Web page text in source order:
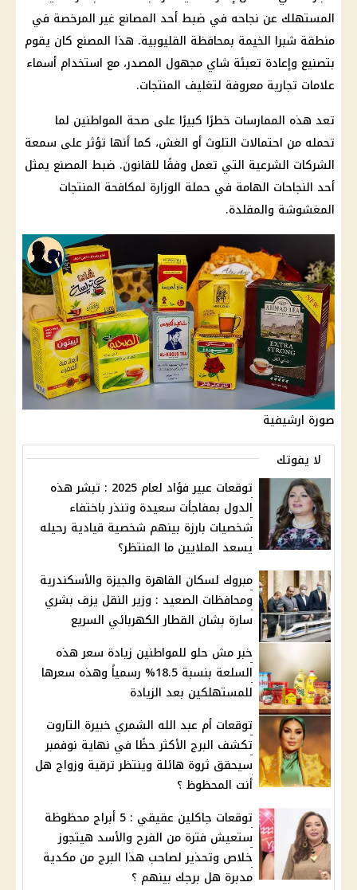
المستهلك عن نجاحه في ضبط أحد المصانع غير المرخصة في
منطقة شبرا الخيمة بمحافظة القليوبية. هذا المصنع كان يقوم
بتصنيع وإعادة تعبئة شاي مجهول المصدر، مع استخدام أسماء
علامات تجارية معروفة لتغليف المنتجات.
تعد هذه الممارسات خطرًا كبيرًا على صحة المواطنين لما
تحمله من احتمالات التلوث أو الغش، كما أنها تؤثر على سمعة
الشركات الشرعية التي تعمل وفقًا للقانون. ضبط المصنع يمثل
أحد النجاحات الهامة في حملة الوزارة لمكافحة المنتجات
المغشوشة والمقلدة.
صورة ارشيفية
لا يفوتك
توقعات عبير فؤاد لعام 2025 : تبشر هذه
الدول بمفاجأت سعيدة وتنذر باختفاء
شخصيات بارزة بينهم شخصية قيادية رحيله
يسعد الملايين ما المنتظر؟
مبروك لسكان القاهرة والجيزة والأسكندرية
ومحافظات الصعيد : وزير النقل يزف بشري
سارة بشان القطار الكهربائي السريع
خبر مش حلو للمواطنين زيادة سعر هذه
السلعة بنسبة 18.5% رسمياً وهذه سعرها
للمستهلكين بعد الزيادة
توقعات أم عبد الله الشمري خبيرة التاروت
تكشف البرج الأكثر حظًا في نهاية نوفمبر
سيحقق ثروة هائلة وينتظر ترقية وزواج هل
أنت المحظوظ ؟
توقعات جاكلين عقيقي : 5 أبراج محظوظة
ستعيش فترة من الفرح والأسد هيتجوز
خلاص وتحذير لصاحب هذا البرج من مكدية
مدبرة هل برجك بينهم ؟